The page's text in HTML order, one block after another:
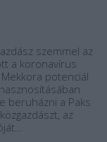
szemmel az
a koronavírus
potenciál
beruházni a Paks
az